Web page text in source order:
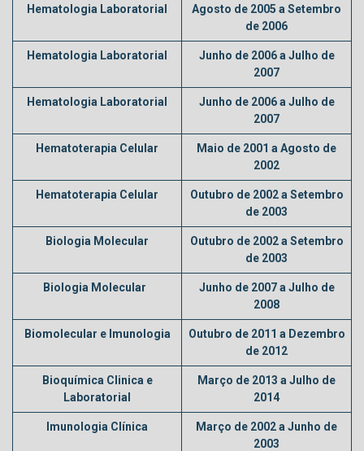
Hematologia Laboratorial
Agosto de 2005 a Setembro
de 2006
Hematologia Laboratorial
Junho de 2006 a Julho de
2007
Hematologia Laboratorial
Junho de 2006 a Julho de
2007
Hematoterapia Celular
Maio de 2001 a Agosto de
2002
Hematoterapia Celular
Outubro de 2002 a Setembro
de 2003
Biologia Molecular
Outubro de 2002 a Setembro
de 2003
Biologia Molecular
Junho de 2007 a Julho de
2008
Biomolecular e Imunologia
Outubro de 2011 a Dezembro
de 2012
Bioquímica Clinica e
Laboratorial
Março de 2013 a Julho de
2014
Imunologia Clínica
Março de 2002 a Junho de
2003